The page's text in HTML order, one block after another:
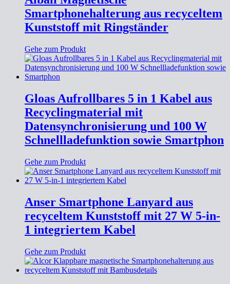
Smartphonehalterung aus recyceltem
Kunststoff mit Ringständer
Gehe zum Produkt
Gloas Aufrollbares 5 in 1 Kabel aus
Recyclingmaterial mit
Datensynchronisierung und 100 W
Schnellladefunktion sowie Smartphon
Gehe zum Produkt
Anser Smartphone Lanyard aus
recyceltem Kunststoff mit 27 W 5-in-
1 integriertem Kabel
Gehe zum Produkt